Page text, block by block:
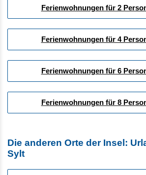
Ferienwohnungen für 2
Ferienwohnungen für 4
Ferienwohnungen für 6
Ferienwohnungen für 8
Die anderen Orte der Insel:
Sylt